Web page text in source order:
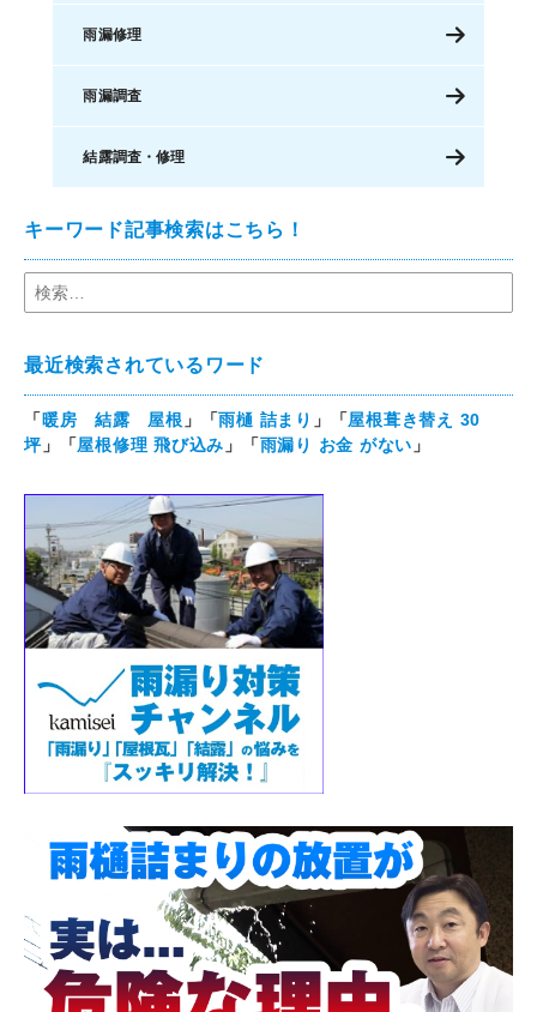
雨漏修理
雨漏調査
結露調査・修理
キーワード記事検索はこちら！
最近検索されているワード
「暖房 結露 屋根 」「雨樋 詰まり 」「屋根葺き替え 30
坪」「屋根修理 飛び込み 」「雨漏り お金 がない 」